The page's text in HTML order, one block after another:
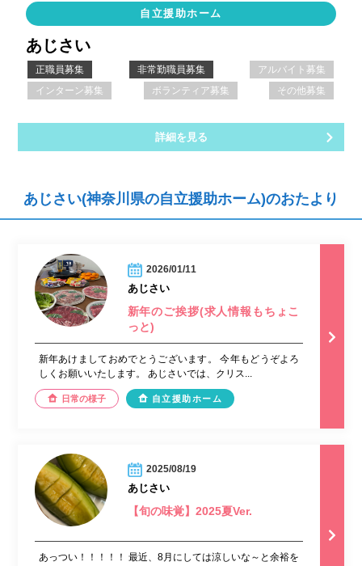
自立援助ホーム
あじさい
正職員募集 非常勤職員募集
アルバイト募集
インターン募集
ボランティア募集 その他募集
詳細を見る
あじさい(神奈川県の自立援助ホーム)のおたより
2026/01/11
あじさい
新年のご挨拶(求人情報もちょこ
っと)
新年あけましておめでとうございます。 今年もどうぞよろ
しくお願いいたします。 あじさいでは、クリス...
日常の様子 自立援助ホーム
2025/08/19
あじさい
【旬の味覚】2025夏Ver.
あっつい！！！！！ 最近、8月にしては涼しいな～と余裕を